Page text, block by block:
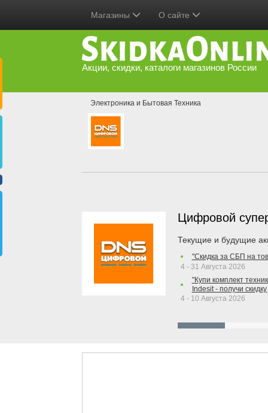
Магазины О сайте
Акции, скидки, каталоги магазинов России
Электроника и Бытовая Техника
Цифровой
Текущие и будущие
"Скидка за СБП на
4 - 31 Августа 2026
"Купи комплект
Indesit - получи
4 - 10 Августа 2026